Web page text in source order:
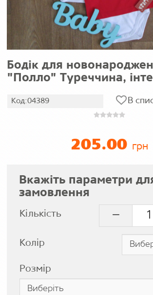
Бодік для
"Полло" Туреччина,
Код:04389 В
205.00 грн
Вкажіть параметри
замовлення
Кількість
Колір
Розмір